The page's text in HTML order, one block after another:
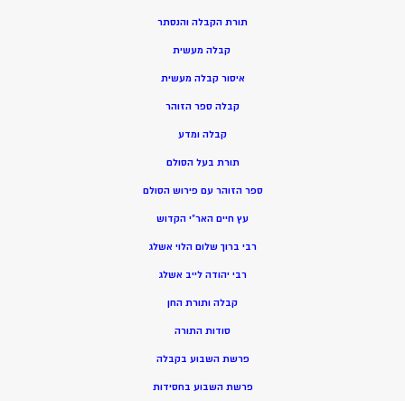
תורת הקבלה והנסתר
קבלה מעשית
איסור קבלה מעשית
קבלה ספר הזוהר
קבלה ומדע
תורת בעל הסולם
ספר הזוהר עם פירוש הסולם
עץ חיים האר”י הקדוש
רבי ברוך שלום הלוי אשלג
רבי יהודה לייב אשלג
קבלה ותורת החן
סודות התורה
פרשת השבוע בקבלה
פרשת השבוע בחסידות